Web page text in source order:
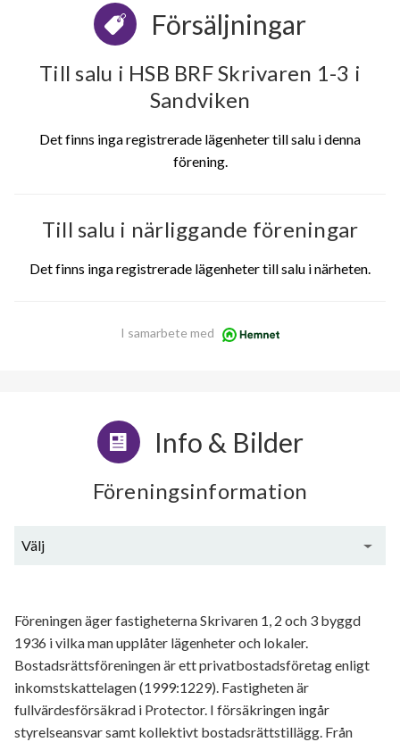
Försäljningar
Till salu i HSB BRF Skrivaren 1-3 i
Sandviken
Det finns inga registrerade lägenheter till salu i denna
förening.
Till salu i närliggande föreningar
Det finns inga registrerade lägenheter till salu i närheten.
I samarbete med
Info & Bilder
Föreningsinformation
Välj
Föreningen äger fastigheterna Skrivaren 1, 2 och 3 byggd
1936 i vilka man upplåter lägenheter och lokaler.
Bostadsrättsföreningen är ett privatbostadsföretag enligt
inkomstskattelagen (1999:1229). Fastigheten är
fullvärdesförsäkrad i Protector. I försäkringen ingår
styrelseansvar samt kollektivt bostadsrättstillägg. Från